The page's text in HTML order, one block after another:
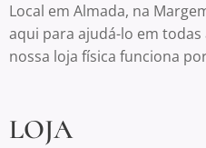
Local em Almada, na
aqui para ajudá-lo em todas
nossa loja física funciona
LOJA